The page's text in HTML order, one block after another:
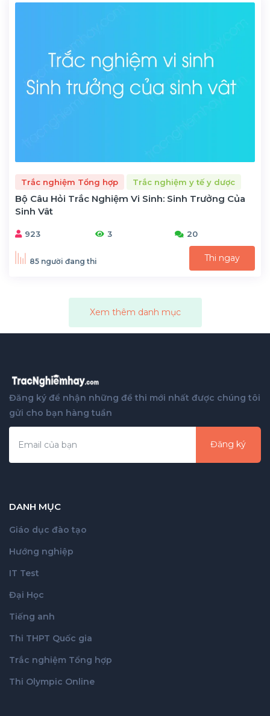
Trắc nghiệm Tổng hợp Trắc nghiệm y tế y dược
Bộ Câu Hỏi Trắc Nghiệm Vi Sinh: Sinh Trưởng Của
Sinh Vât
923 3 20
85 người đang thi Thi ngay
Xem thêm danh mục
Đăng ký để nhận những đề thi mới nhất được chúng tôi
gửi cho bạn hàng tuần
Đăng ký
DANH MỤC
Giáo dục đào tạo
Hướng nghiệp
IT Test
Đại Học
Tiếng anh
Thi THPT Quốc gia
Trắc nghiệm Tổng hợp
Thi Olympic Online